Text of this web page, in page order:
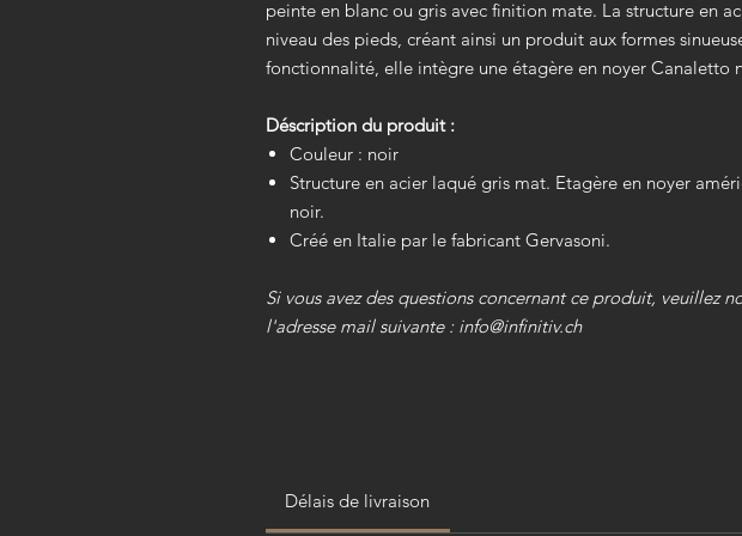
peinte en blanc ou gris avec finition mate. La structure en
niveau des pieds, créant ainsi un produit aux formes
fonctionnalité, elle intègre une étagère en noyer Canaletto
Déscription du produit :
Couleur : noir
Structure en acier laqué gris mat. Etagère en noyer
noir.
Créé en Italie par le fabricant Gervasoni.
Si vous avez des questions concernant ce produit, veuillez
l'adresse mail suivante : info@infinitiv.ch
Délais de livraison